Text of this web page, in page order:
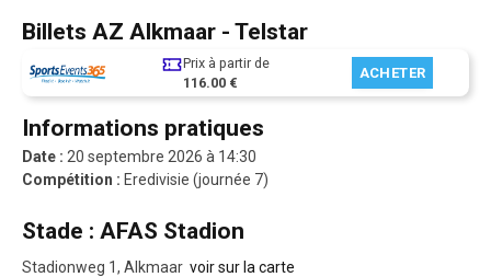
Billets AZ Alkmaar - Telstar
Prix à partir de
116.00 €
ACHETER
Informations pratiques
Date : 20 septembre 2026 à 14:30
Compétition : Eredivisie (journée 7)
Stade : AFAS Stadion
Stadionweg 1, Alkmaar voir sur la carte